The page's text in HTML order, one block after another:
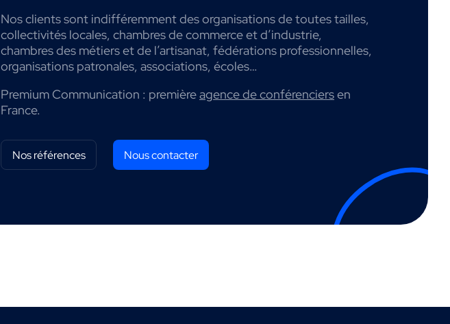
Nos clients sont indifféremment des organisations de toutes tailles,
collectivités locales, chambres de commerce et d’industrie,
chambres des métiers et de l’artisanat, fédérations professionnelles,
organisations patronales, associations, écoles…
Premium Communication : premièreagence de conférenciersen
France.
Nos références Nous contacter